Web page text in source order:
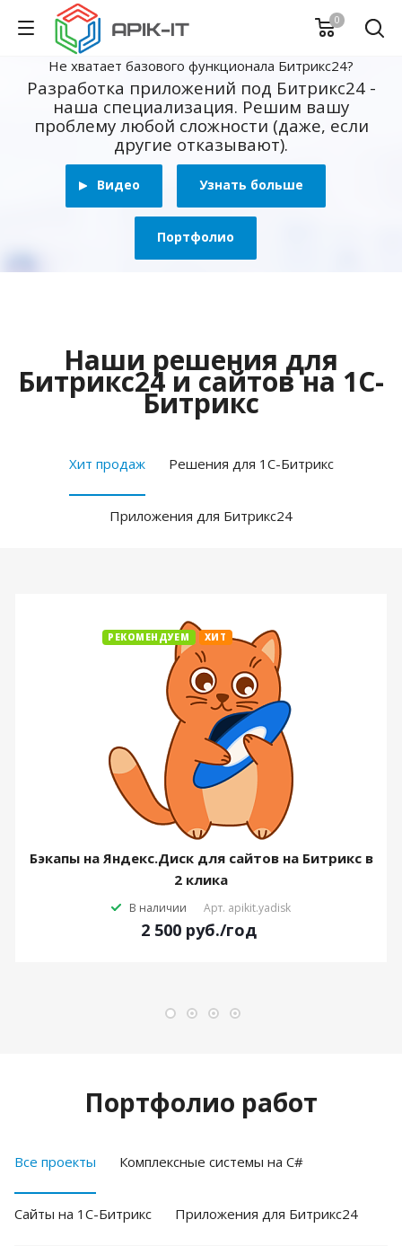
0
Не хватает базового функционала Битрикс24?
Разработка приложений под Битрикс24 -
наша специализация. Решим вашу
проблему любой сложности (даже, если
другие отказывают).
Видео Узнать больше
Портфолио
Наши решения для
Битрикс24 и сайтов на 1С-
Битрикс
Хит продаж Решения для 1С-Битрикс
Приложения для Битрикс24
РЕКОМЕНДУЕМ ХИТ
Бэкапы на Яндекс.Диск для сайтов на Битрикс в
2 клика
В наличии Арт. apikit.yadisk
2 500 руб./год
Портфолио работ
Все проекты Комплексные системы на C#
Cайты на 1С-Битрикс Приложения для Битрикс24